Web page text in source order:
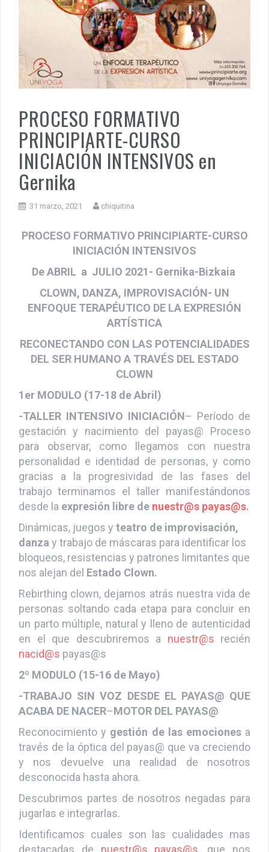
PROCESO FORMATIVO
PRINCIPIARTE-CURSO
INICIACIÓN INTENSIVOS en
Gernika
PROCESO FORMATIVO PRINCIPIARTE-CURSO
CLOWN, DANZA, IMPROVISACIÓN- UN
ENFOQUE TERAPÉUTICO DE LA EXPRESIÓN
RECONECTANDO CON LAS POTENCIALIDADES
DEL SER HUMANO A TRAVÉS DEL ESTADO
1er MODULO (17-18 de Abril)
-TALLER INTENSIVO INICIACIÓN– Período de
gestación y nacimiento del payas@
Proceso
para observar, como llegamos con nuestra
personalidad e identidad de personas, y como
gracias a la progresividad de las fases del
trabajo terminamos el taller manifestándonos
expresión libre de nuestr@s payas@s
Dinámicas, juegos yteatro de improvisación,
danzay trabajo de máscaras para identificar los
bloqueos, resistencias y patrones limitantes que
nos alejan del
Rebirthing clown, dejamos atrás nuestra vida de
personas soltando cada etapa para concluir en
un parto múltiple, natural y lleno de autenticidad
en el que descubriremos a
nuestr@s
nacid@s
payas@s
2º MODULO (15-16 de Mayo)
-TRABAJO SIN VOZ DESDE EL PAYAS@ QUE
MOTOR DEL PAYAS@
Reconocimiento y gestión de las emocionesa
través de la óptica del payas@ que va creciendo
y nos devuelve una realidad de nosotros
Descubrimos partes de nosotros negadas para
jugarlas e integrarlas.
Identificamoscuales son las cualidades mas